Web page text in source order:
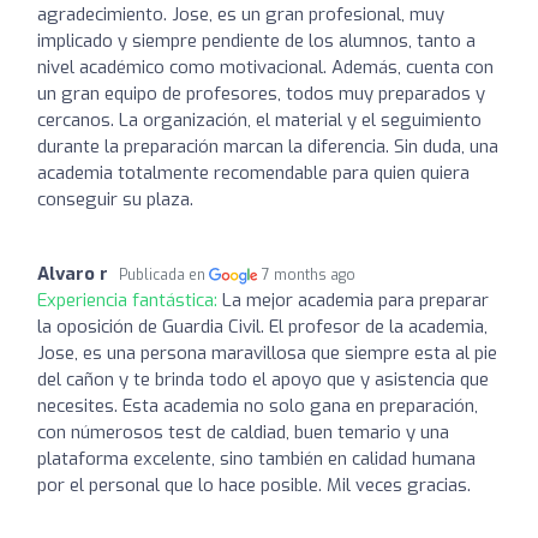
agradecimiento. Jose, es un gran profesional, muy
implicado y siempre pendiente de los alumnos, tanto a
nivel académico como motivacional. Además, cuenta con
un gran equipo de profesores, todos muy preparados y
cercanos. La organización, el material y el seguimiento
durante la preparación marcan la diferencia. Sin duda, una
academia totalmente recomendable para quien quiera
conseguir su plaza.
Alvaro r Publicada en 7 months ago
Experiencia fantástica: La mejor academia para preparar
la oposición de Guardia Civil. El profesor de la academia,
Jose, es una persona maravillosa que siempre esta al pie
del cañon y te brinda todo el apoyo que y asistencia que
necesites. Esta academia no solo gana en preparación,
con númerosos test de caldiad, buen temario y una
plataforma excelente, sino también en calidad humana
por el personal que lo hace posible. Mil veces gracias.